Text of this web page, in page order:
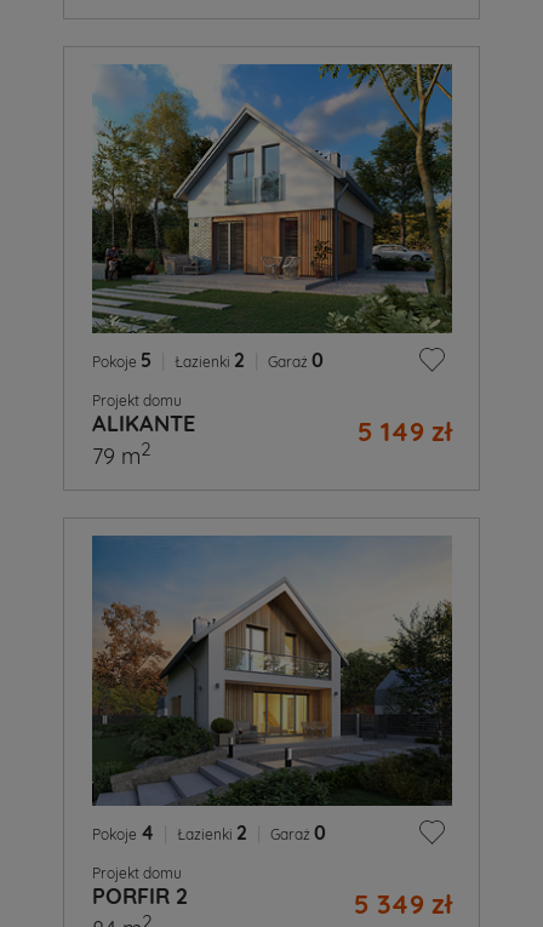
Pokoje 5 Łazienki 2 Garaż 0
Projekt domu
ALIKANTE 5 149 zł
79 m2
Pokoje 4 Łazienki 2 Garaż 0
Projekt domu
PORFIR 2 5 349 zł
2